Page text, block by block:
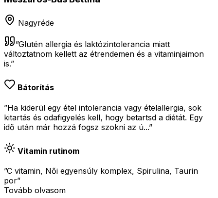
Nagyréde
”Glutén allergia és laktózintolerancia miatt
változtatnom kellett az étrendemen és a vitaminjaimon
is.”
Bátorítás
”Ha kiderül egy étel intolerancia vagy ételallergia, sok
kitartás és odafigyelés kell, hogy betartsd a diétát. Egy
idő után már hozzá fogsz szokni az ú...”
Vitamin rutinom
”C vitamin, Női egyensúly komplex, Spirulina, Taurin
por”
Tovább olvasom